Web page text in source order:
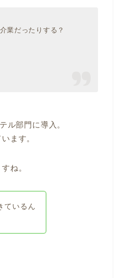
業だったりする？
ル部門に導入。
ます。
ね。
ているん